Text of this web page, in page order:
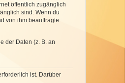
öffentlich zugänglich
sind. Wenn du
von ihm beauftragte
der Daten (z. B. an
ist. Darüber